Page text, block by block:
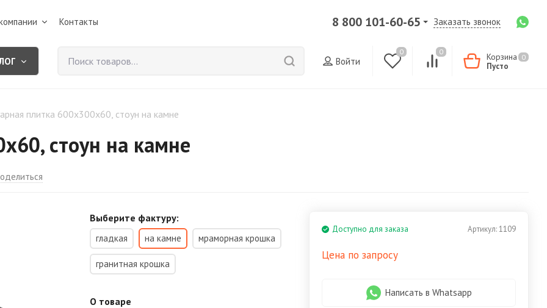
Контакты 8 800 101-60-65 Заказать звонок
Войти
0 0 Корзина 0
Пусто
плитка 600х300х60, стоун на камне
стоун на камне
Выберите фактуру:
гладкая на камне мраморная крошка
гранитная крошка
О товаре
Артикул:1109
Доступно для заказа
Цена по запросу
Написать в Whatsapp